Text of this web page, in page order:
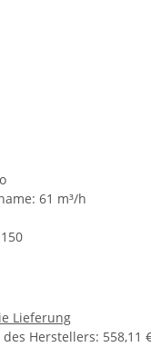
61 m³/h
Lieferung
Herstellers: 558,11